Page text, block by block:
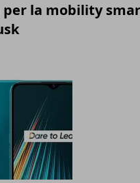
la mobility